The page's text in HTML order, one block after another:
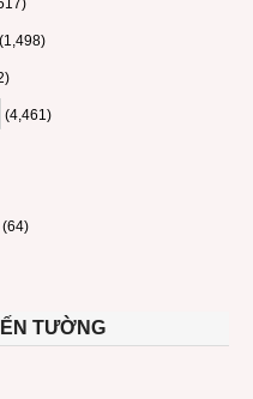
(1,498)
(4,461)
(64)
TƯỜNG